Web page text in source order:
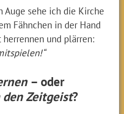
Auge sehe ich die Kirche
Fähnchen in der Hand
und plärren:
– oder
Zeitgeist?